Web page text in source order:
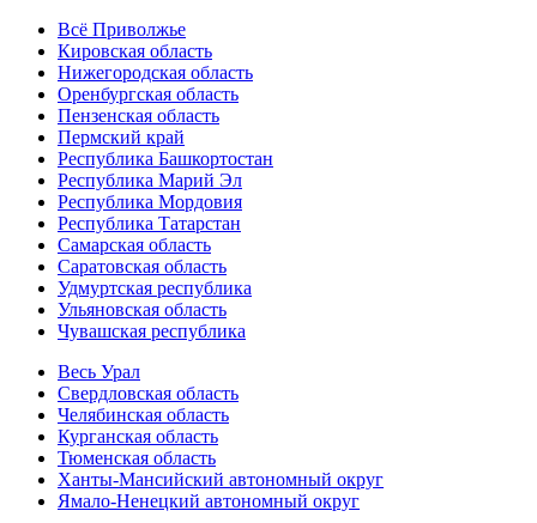
Всё Приволжье
Кировская область
Нижегородская область
Оренбургская область
Пензенская область
Пермский край
Республика Башкортостан
Республика Марий Эл
Республика Мордовия
Республика Татарстан
Самарская область
Саратовская область
Удмуртская республика
Ульяновская область
Чувашская республика
Весь Урал
Свердловская область
Челябинская область
Курганская область
Тюменская область
Ханты-Мансийский автономный округ
Ямало-Ненецкий автономный округ